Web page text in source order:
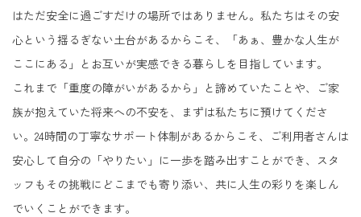
はただ安全に過ごすだけの場所ではありません。私たちはその安
心という揺るぎない土台があるからこそ、「あぁ、豊かな人生が
ここにある」とお互いが実感できる暮らしを目指しています。
これまで「重度の障がいがあるから」と諦めていたことや、ご家
族が抱えていた将来への不安を、まずは私たちに預けてくださ
い。24時間の丁寧なサポート体制があるからこそ、ご利用者さんは
安心して自分の「やりたい」に一歩を踏み出すことができ、スタ
ッフもその挑戦にどこまでも寄り添い、共に人生の彩りを楽しん
でいくことができます。